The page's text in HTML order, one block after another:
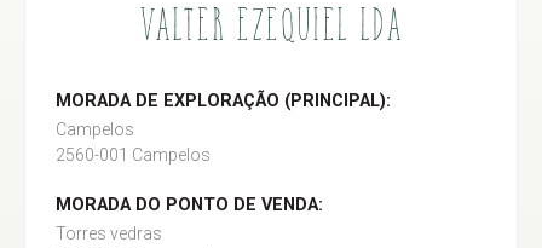
VALTER EZEQUIEL LDA
MORADA DE EXPLORAÇÃO (PRINCIPAL):
Campelos
2560-001 Campelos
MORADA DO PONTO DE VENDA:
Torres vedras